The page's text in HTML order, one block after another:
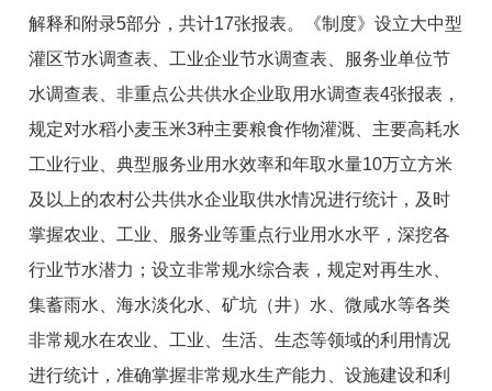
解释和附录5部分，共计17张报表。《制度》设立大中型
灌区节水调查表、工业企业节水调查表、服务业单位节
水调查表、非重点公共供水企业取用水调查表4张报表，
规定对水稻小麦玉米3种主要粮食作物灌溉、主要高耗水
工业行业、典型服务业用水效率和年取水量10万立方米
及以上的农村公共供水企业取供水情况进行统计，及时
掌握农业、工业、服务业等重点行业用水水平，深挖各
行业节水潜力；设立非常规水综合表，规定对再生水、
集蓄雨水、海水淡化水、矿坑（井）水、微咸水等各类
非常规水在农业、工业、生活、生态等领域的利用情况
进行统计，准确掌握非常规水生产能力、设施建设和利